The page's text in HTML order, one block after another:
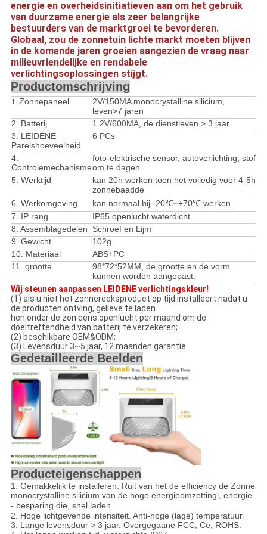
energie en overheidsinitiatieven aan om het gebruik
van duurzame energie als zeer belangrijke
bestuurders van de marktgroei te bevorderen.
Globaal, zou de zonnetuin lichte markt moeten blijven
in de komende jaren groeien aangezien de vraag naar
milieuvriendelijke en rendabele
verlichtingsoplossingen stijgt.
Productomschrijving
1. Zonnepaneel
2V/150MA monocrystalline silicium,
leven>7 jaren
2. Batterij
1.2V/600MA, de dienstleven > 3 jaar
3. LEIDENE
Parelshoeveelheid
6 PCs
4.
Controlemechanisme
foto-elektrische sensor, autoverlichting, stof
om te dagen
5. Werktijd
kan 20h werken toen het volledig voor 4-5h
zonnebaadde
6. Werkomgeving
kan normaal bij -20℃~+70℃ werken.
7. IP rang
IP65 openlucht waterdicht
8. Assemblagedelen
Schroef en Lijm
9. Gewicht
102g
10. Materiaal
ABS+PC
11. grootte 98*72*52MM, de grootte en de vorm
kunnen worden aangepast.
Wij steunen aanpassen LEIDENE verlichtingskleur!
(1) als u niet het zonnereeksproduct op tijd installeert nadat u
de producten ontving, gelieve te laden
hen onder de zon eens openlucht per maand om de
doeltreffendheid van batterij te verzekeren;
(2) beschikbare OEM&ODM;
(3) Levensduur 3~5 jaar, 12 maanden garantie
Gedetailleerde Beelden
Producteigenschappen
1. Gemakkelijk te installeren. Ruit van het de efficiency de Zonne
monocrystalline silicium van de hoge energieomzettingl, energie
- besparing die, snel laden.
2. Hoge lichtgevende intensiteit. Anti-hoge (lage) temperatuur.
3. Lange levensduur > 3 jaar. Overgegaane FCC, Ce, ROHS.